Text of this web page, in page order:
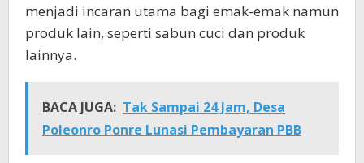
menjadi incaran utama bagi emak-emak namun
produk lain, seperti sabun cuci dan produk
lainnya.
BACA JUGA: Tak Sampai 24 Jam, Desa
Poleonro Ponre Lunasi Pembayaran PBB